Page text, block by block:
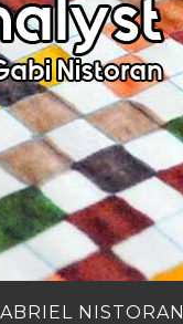
NISTORAN